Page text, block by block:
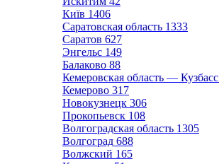
Київ 1406
Саратовская область 1333
Саратов 627
Энгельс 149
Балаково 88
Кемеровская область — Кузбасс
Кемерово 317
Новокузнецк 306
Прокопьевск 108
Волгоградская область 1305
Волгоград 688
Волжский 165